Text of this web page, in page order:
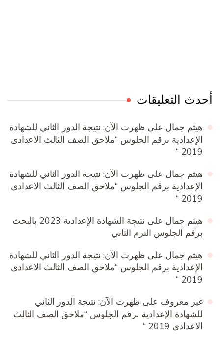
أحدث التعليقات
هيثم جمال على ظهرت الآن: نتيجة الدور الثاني للشهادة
الإعدادية برقم الجلوس “ملاحق الصف الثالث الاعدادى
2019 “
هيثم جمال على ظهرت الآن: نتيجة الدور الثاني للشهادة
الإعدادية برقم الجلوس “ملاحق الصف الثالث الاعدادى
2019 “
هيثم جمال على
نتيجة الشهادة الإعدادية 2023 بالبحث
برقم الجلوس الترم الثاني
هيثم جمال على ظهرت الآن: نتيجة الدور الثاني للشهادة
الإعدادية برقم الجلوس “ملاحق الصف الثالث الاعدادى
2019 “
غير معروف على ظهرت الآن: نتيجة الدور الثاني
للشهادة الإعدادية برقم الجلوس “ملاحق الصف الثالث
الاعدادى 2019 “